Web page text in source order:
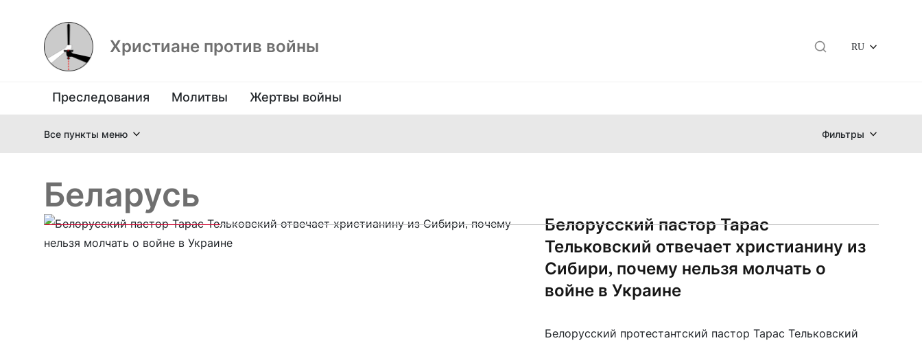
Христиане против войны RU
Преследования Молитвы Жертвы войны
Все пункты меню Фильтры
Беларусь
Белорусский пастор Тарас
Тельковский отвечает христианину из
Сибири, почему нельзя молчать о
войне в Украине
Белорусский протестантский пастор Тарас Тельковский